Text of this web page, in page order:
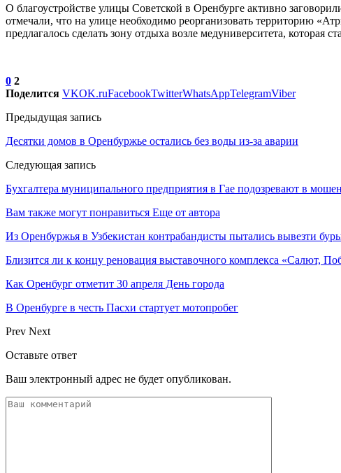
О благоустройстве улицы Советской в Оренбурге активно
отмечали, что на улице необходимо реорганизовать территорию
предлагалось сделать зону отдыха возле медуниверситета, которая
0 2
Поделится VKOK.ruFacebookTwitterWhatsAppTelegramViber
Предыдущая запись
Десятки домов в Оренбуржье остались без воды из-за аварии
Следующая запись
Бухгалтера муниципального предприятия в Гае подозревают в
Вам также могут понравиться Еще от автора
Из Оренбуржья в Узбекистан контрабандисты пытались вывезти
Близится ли к концу реновация выставочного комплекса «Салют,
Как Оренбург отметит 30 апреля День города
В Оренбурге в честь Пасхи стартует мотопробег
Prev Next
Оставьте ответ
Ваш электронный адрес не будет опубликован.